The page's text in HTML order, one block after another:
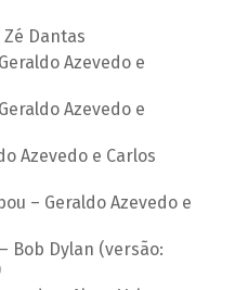
Zé Dantas
Azevedo e
Azevedo e
Azevedo e Carlos
– Geraldo Azevedo e
Bob Dylan (versão: